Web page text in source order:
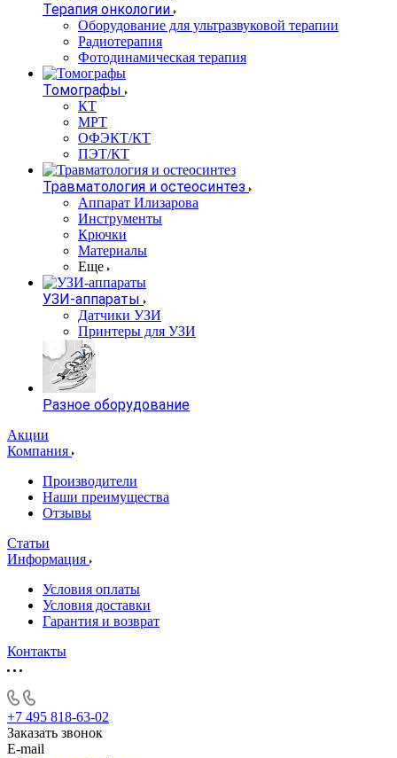
Терапия онкологии
Оборудование для ультразвуковой терапии
Радиотерапия
Фотодинамическая терапия
Томографы
КТ
МРТ
ОФЭКТ/КТ
ПЭТ/КТ
Травматология и остеосинтез
Аппарат Илизарова
Инструменты
Крючки
Материалы
Еще
УЗИ-аппараты
Датчики УЗИ
Принтеры для УЗИ
Разное оборудование
Акции
Компания
Производители
Наши преимущества
Отзывы
Статьи
Информация
Условия оплаты
Условия доставки
Гарантия и возврат
Контакты
+7 495 818-63-02
Заказать звонок
E-mail